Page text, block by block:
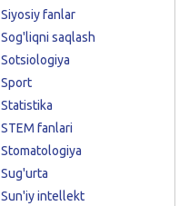
Siyosiy fanlar
Sog'liqni saqlash
Sotsiologiya
Sport
Statistika
STEM fanlari
Stomatologiya
Sug'urta
Sun'iy intellekt